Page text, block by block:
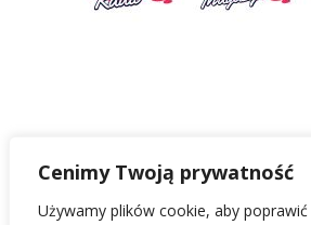
Cenimy Twoją prywatność
Używamy plików cookie, aby